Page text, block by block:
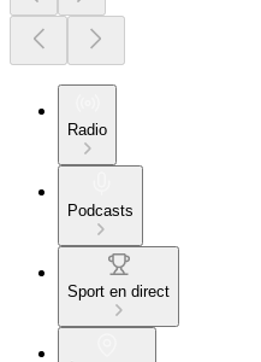
Radio
Podcasts
Sport en direct